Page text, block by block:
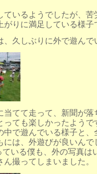
ているようでしたが、
がりに満足している様子
、久しぶりに外で遊んで
当てて走って、新聞が
っても楽しかったようで
中で遊んでいる様子と
には、外遊びが良いんで
いる僕も、外の写真は
ん撮ってしまいました。